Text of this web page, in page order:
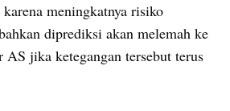
meningkatnya risiko
diprediksi akan melemah ke
jika ketegangan tersebut terus